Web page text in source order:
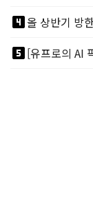
looks_4
looks_5